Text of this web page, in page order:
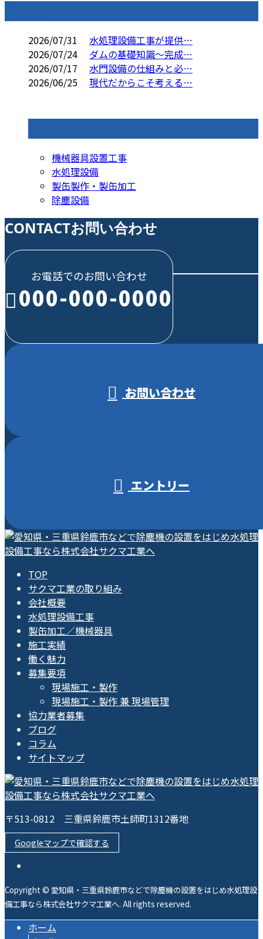
2026/07/31
水処理設備工事が提供…
2026/07/24
ダムの基礎知識～完成…
2026/07/17
水門設備の仕組みと必…
2026/06/25
現代だからこそ考える…
機械器具設置工事
水処理設備
製缶製作・製缶加工
除塵設備
CONTACTお問い合わせ
お電話でのお問い合わせ
000-000-0000
お問い合わせ
エントリー
TOP
サクマ工業の取り組み
会社概要
水処理設備工事
製缶加工／機械器具
施工実績
働く魅力
募集要項
現場施工・製作
現場施工・製作 兼 現場管理
協力業者募集
ブログ
コラム
サイトマップ
〒513-0812 三重県鈴鹿市土師町1312番地
Googleマップで確認する
Copyright © 愛知県・三重県鈴鹿市などで除塵機の設置をはじめ水処理設
備工事なら株式会社サクマ工業へ. All rights reserved.
ホーム